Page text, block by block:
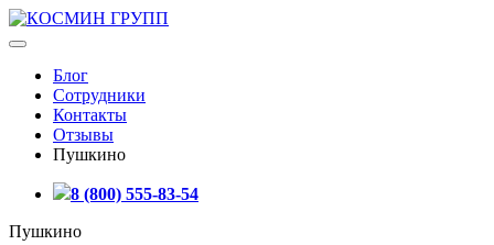
Блог
Сотрудники
Контакты
Отзывы
Пушкино
8 (800) 555-83-54
Пушкино